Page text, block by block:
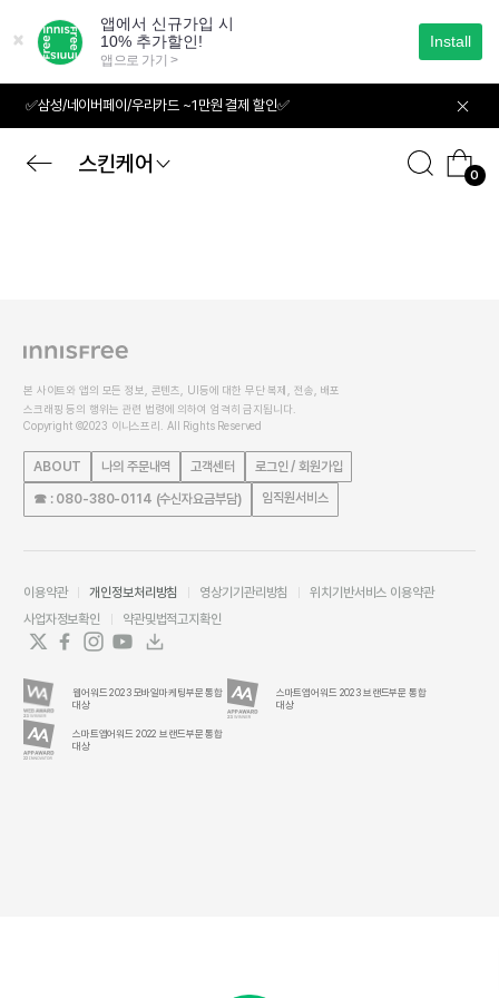
가
✅삼성/네이버페이/우리카드 ~1만원 결제 할인✅
스킨케어 0
본 사이트와 앱의 모든 정보, 콘텐츠, UI등에 대한 무단 복제, 전송, 배포
스크래핑 등의 행위는 관련 법령에 의하여 엄격히 금지됩니다.
Copyright ©2023 이니스프리. All Rights Reserved
ABOUT 나의 주문내역 고객센터 로그인 / 회원가입
☎ : 080-380-0114 (수신자요금부담) 임직원서비스
이용약관 개인정보처리방침 영상기기관리방침
위치기반서비스 이용약관
사업자정보확인
약관및법적고지확인
웹어워드 2023 모바일마케팅부문 통합
대상
스마트앱어워드 2023 브랜드부문 통합
대상
스마트앱어워드 2022 브랜드부문 통합
대상